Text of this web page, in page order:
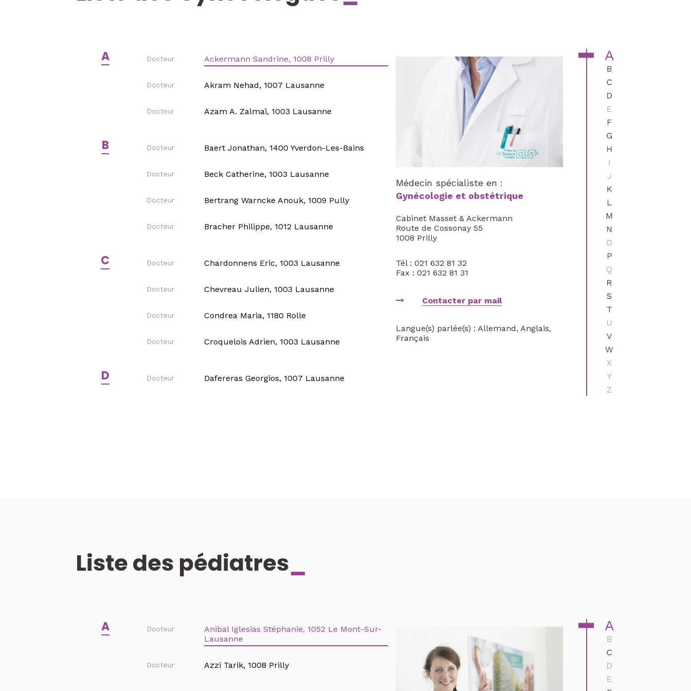
A Docteur Ackermann Sandrine, 1008 Prilly
Docteur Akram Nehad, 1007 Lausanne
Docteur Azam A. Zalmaï, 1003 Lausanne
B Docteur Baert Jonathan, 1400 Yverdon-Les-Bains
Docteur Beck Catherine, 1003 Lausanne
Docteur Bertrang Warncke Anouk, 1009 Pully
Docteur Bracher Philippe, 1012 Lausanne
C Docteur Chardonnens Eric, 1003 Lausanne
Docteur Chevreau Julien, 1003 Lausanne
Docteur Condrea Maria, 1180 Rolle
Docteur Croquelois Adrien, 1003 Lausanne
D Docteur Dafereras Georgios, 1007 Lausanne
Docteur Farin Alexandre, 1820 Montreux
Fischer-Stoca Alexandra, 1400 Yverdon-Les-
Bains
Fornage Sandra, 1003 Lausanne
Médecin spécialiste en :
Gynécologie et obstétrique
Cabinet Masset & Ackermann
Route de Cossonay 55
1008 Prilly
Tél : 021 632 81 32
Fax : 021 632 81 31
Contacter par mail
Langue(s) parlée(s) : Allemand, Anglais,
Français
A
B
C
D
E
F
G
H
I
J
K
L
M
N
O
P
Q
R
S
T
U
V
W
X
Y
Z
Liste des pédiatres_
A Docteur
Anibal Iglesias Stéphanie, 1052 Le Mont-Sur-
Lausanne
Docteur Azzi Tarik, 1008 Prilly
A
B
C
D
E